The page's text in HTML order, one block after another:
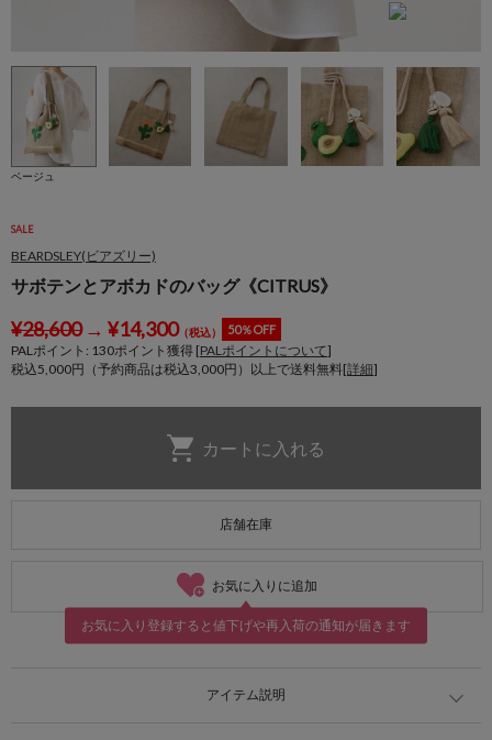
ベージュ
SALE
BEARDSLEY(ビアズリー)
サボテンとアボカドのバッグ《CITRUS》
¥28,600→ ¥14,300（税込） 50％OFF
PALポイント: 130ポイント獲得 [PALポイントについて]
税込5,000円（予約商品は税込3,000円）以上で送料無料[詳細]
店舗在庫
お気に入りに追加
お気に入り登録すると値下げや再入荷の通知が届きます
アイテム説明